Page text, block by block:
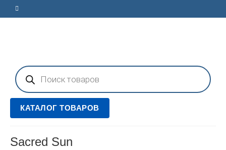
Поиск
товаров
КАТАЛОГ ТОВАРОВ
Sacred Sun